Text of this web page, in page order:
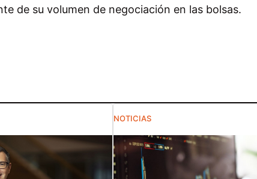
de su volumen de negociación en las bolsas.
NOTICIAS